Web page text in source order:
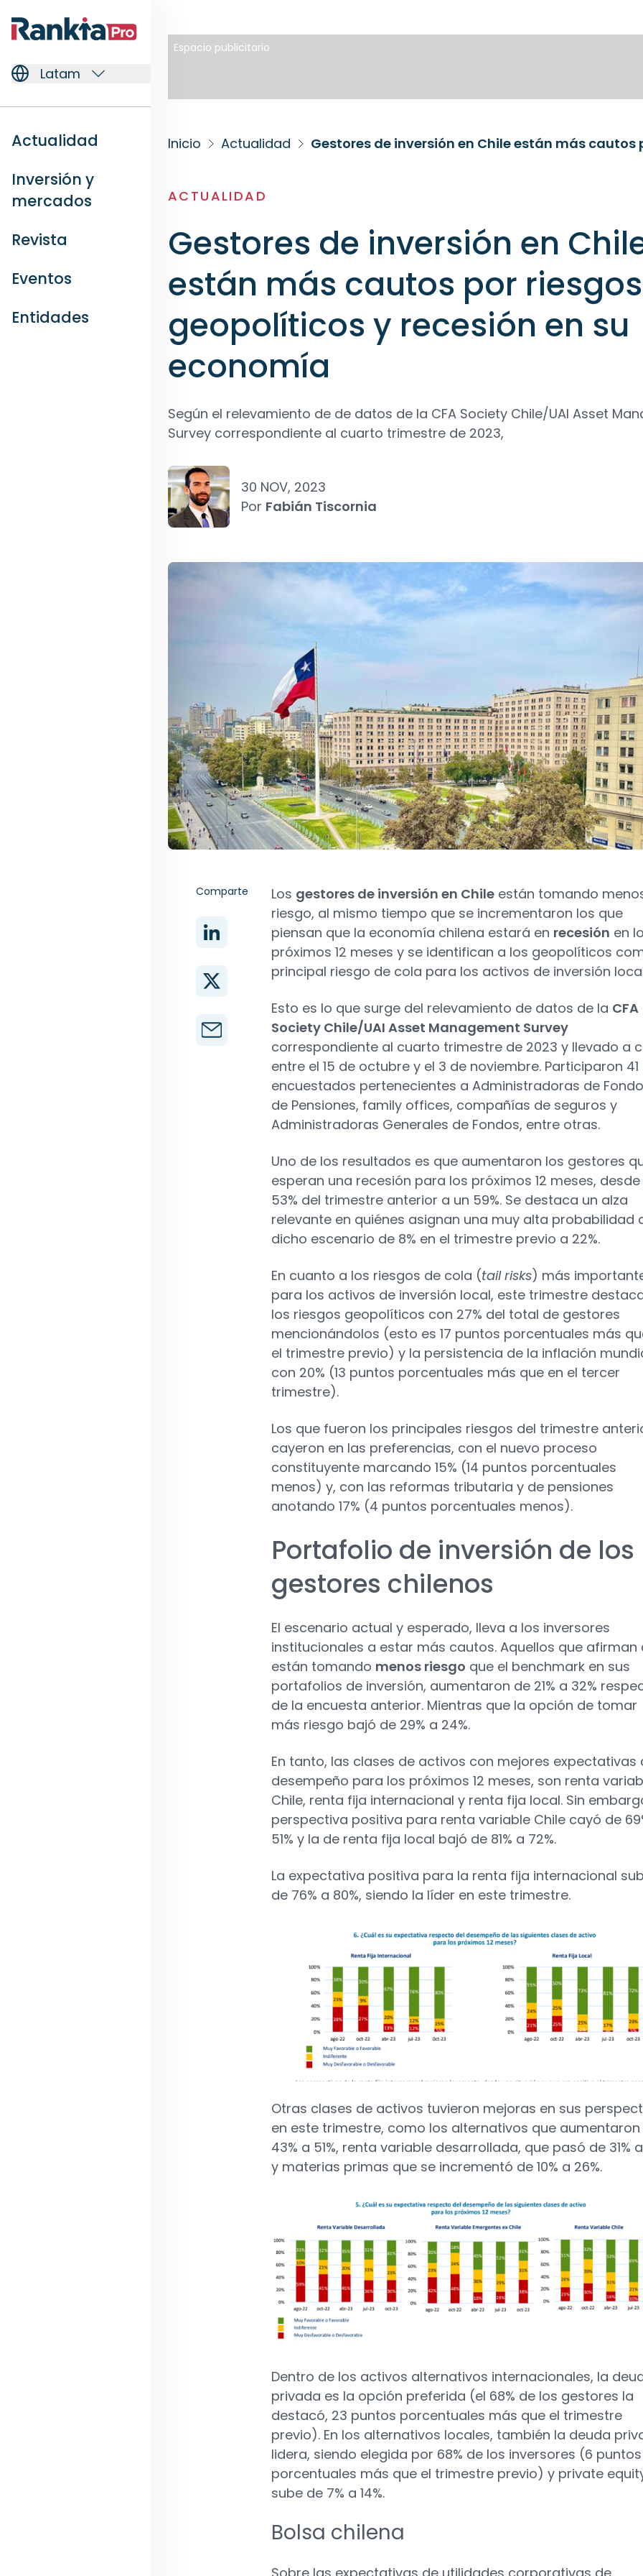
Latam
Actualidad
Inversión y
mercados
Revista
Eventos
Entidades
Espacio publicitario
Inicio Actualidad
ACTUALIDAD
Gestores de inversión en
están más cautos por riesgos
geopolíticos y recesión en su
economía
Según el relevamiento de de datos de la CFA Society Chile/UAI Asset
Survey correspondiente al cuarto trimestre de 2023,
30 NOV, 2023
Por Fabián Tiscornia
Comparte Los gestores de inversión en Chile están tomando
riesgo, al mismo tiempo que se incrementaron los que
piensan que la economía chilena estará en recesión en
próximos 12 meses y se identifican a los geopolíticos
principal riesgo de cola para los activos de inversión
Esto es lo que surge del relevamiento de datos de la CFA
Society Chile/UAI Asset Management Survey
correspondiente al cuarto trimestre de 2023 y llevado a
entre el 15 de octubre y el 3 de noviembre. Participaron 41
encuestados pertenecientes a Administradoras de
de Pensiones, family offices, compañías de seguros y
Administradoras Generales de Fondos, entre otras.
Uno de los resultados es que aumentaron los gestores
esperan una recesión para los próximos 12 meses, desde
53% del trimestre anterior a un 59%. Se destaca un alza
relevante en quiénes asignan una muy alta probabilidad
dicho escenario de 8% en el trimestre previo a 22%.
En cuanto a los riesgos de cola (tail risks) más
para los activos de inversión local, este trimestre
los riesgos geopolíticos con 27% del total de gestores
mencionándolos (esto es 17 puntos porcentuales más
el trimestre previo) y la persistencia de la inflación
con 20% (13 puntos porcentuales más que en el tercer
trimestre).
Los que fueron los principales riesgos del trimestre
cayeron en las preferencias, con el nuevo proceso
constituyente marcando 15% (14 puntos porcentuales
menos) y, con las reformas tributaria y de pensiones
anotando 17% (4 puntos porcentuales menos).
Portafolio de inversión de los
gestores chilenos
El escenario actual y esperado, lleva a los inversores
institucionales a estar más cautos. Aquellos que afirman
están tomando menos riesgo que el benchmark en sus
portafolios de inversión, aumentaron de 21% a 32%
de la encuesta anterior. Mientras que la opción de tomar
más riesgo bajó de 29% a 24%.
En tanto, las clases de activos con mejores expectativas
desempeño para los próximos 12 meses, son renta
Chile, renta fija internacional y renta fija local. Sin
perspectiva positiva para renta variable Chile cayó de
51% y la de renta fija local bajó de 81% a 72%.
La expectativa positiva para la renta fija internacional
de 76% a 80%, siendo la líder en este trimestre.
Otras clases de activos tuvieron mejoras en sus
en este trimestre, como los alternativos que
43% a 51%, renta variable desarrollada, que pasó de 31% a
y materias primas que se incrementó de 10% a 26%.
Dentro de los activos alternativos internacionales, la
privada es la opción preferida (el 68% de los gestores la
destacó, 23 puntos porcentuales más que el trimestre
previo). En los alternativos locales, también la deuda
lidera, siendo elegida por 68% de los inversores (6 puntos
porcentuales más que el trimestre previo) y private
sube de 7% a 14%.
Bolsa chilena